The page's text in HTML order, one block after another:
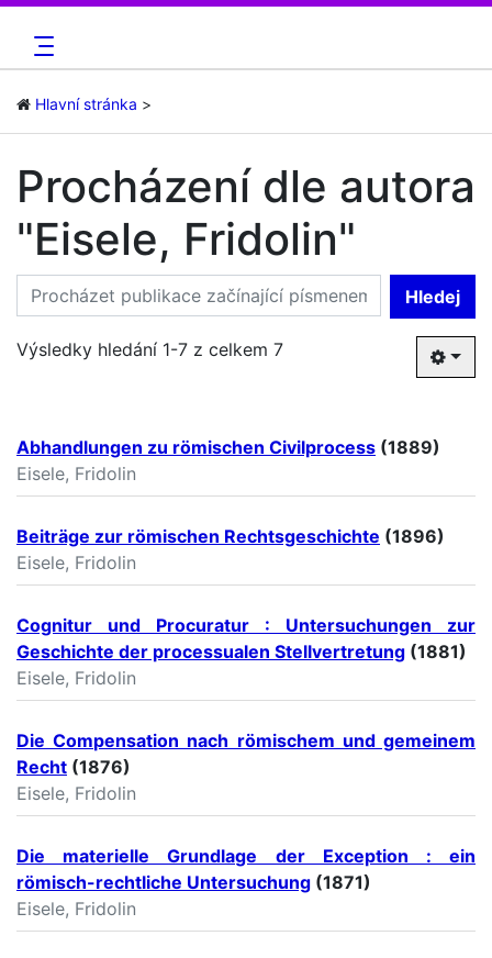
Hlavní stránka
Procházení dle autora
"Eisele, Fridolin"
Hledej
Výsledky hledání 1-7 z celkem 7
Abhandlungen zu römischen Civilprocess (1889)
Eisele, Fridolin
Beiträge zur römischen Rechtsgeschichte (1896)
Eisele, Fridolin
Cognitur und Procuratur : Untersuchungen zur
Geschichte der processualen Stellvertretung (1881)
Eisele, Fridolin
Die Compensation nach römischem und gemeinem
Recht (1876)
Eisele, Fridolin
Die materielle Grundlage der Exception : ein
römisch-rechtliche Untersuchung (1871)
Eisele, Fridolin